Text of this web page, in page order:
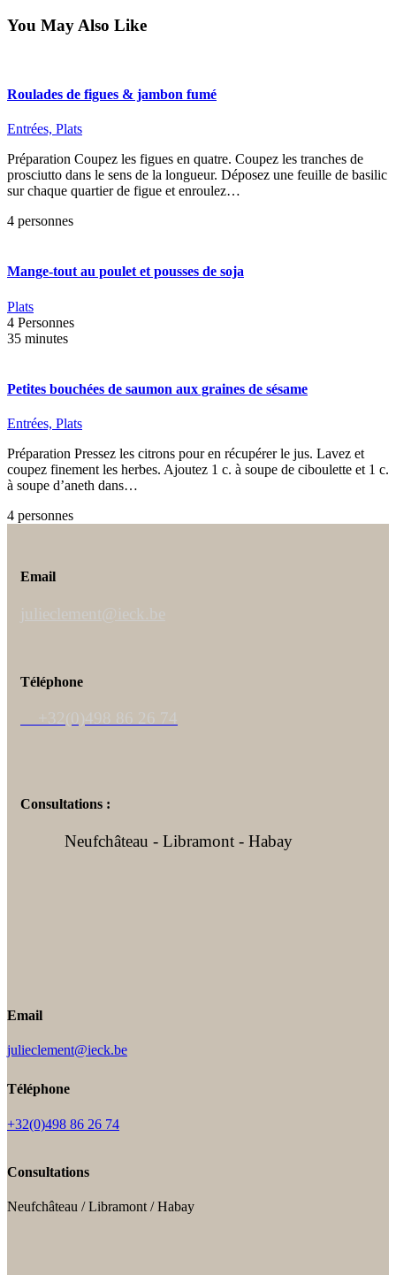
You May Also Like
Roulades de figues & jambon fumé
Entrées, Plats
Préparation Coupez les figues en quatre. Coupez les tranches de
prosciutto dans le sens de la longueur. Déposez une feuille de basilic
sur chaque quartier de figue et enroulez…
4 personnes
Mange-tout au poulet et pousses de soja
Plats
4 Personnes
35 minutes
Petites bouchées de saumon aux graines de sésame
Entrées, Plats
Préparation Pressez les citrons pour en récupérer le jus. Lavez et
coupez finement les herbes. Ajoutez 1 c. à soupe de ciboulette et 1 c.
à soupe d’aneth dans…
4 personnes
Email
julieclement@ieck.be
Téléphone
+32(0)498 86 26 74
Consultations :
Neufchâteau - Libramont - Habay
Email
julieclement@ieck.be
Téléphone
+32(0)498 86 26 74
Consultations
Neufchâteau / Libramont / Habay